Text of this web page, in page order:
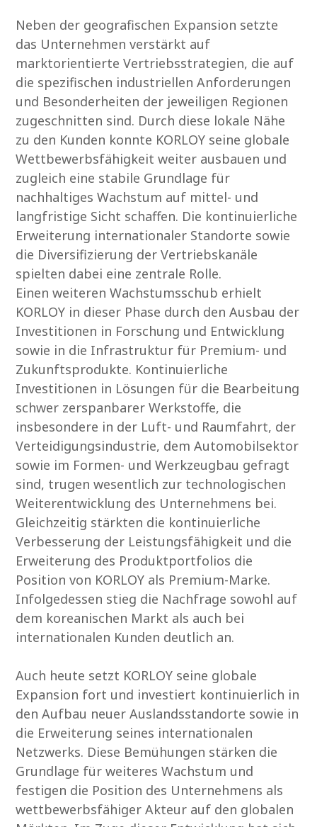
Neben der geografischen Expansion setzte
das Unternehmen verstärkt auf
marktorientierte Vertriebsstrategien, die auf
die spezifischen industriellen Anforderungen
und Besonderheiten der jeweiligen Regionen
zugeschnitten sind. Durch diese lokale Nähe
zu den Kunden konnte KORLOY seine globale
Wettbewerbsfähigkeit weiter ausbauen und
zugleich eine stabile Grundlage für
nachhaltiges Wachstum auf mittel- und
langfristige Sicht schaffen. Die kontinuierliche
Erweiterung internationaler Standorte sowie
die Diversifizierung der Vertriebskanäle
spielten dabei eine zentrale Rolle.
Einen weiteren Wachstumsschub erhielt
KORLOY in dieser Phase durch den Ausbau der
Investitionen in Forschung und Entwicklung
sowie in die Infrastruktur für Premium- und
Zukunftsprodukte. Kontinuierliche
Investitionen in Lösungen für die Bearbeitung
schwer zerspanbarer Werkstoffe, die
insbesondere in der Luft- und Raumfahrt, der
Verteidigungsindustrie, dem Automobilsektor
sowie im Formen- und Werkzeugbau gefragt
sind, trugen wesentlich zur technologischen
Weiterentwicklung des Unternehmens bei.
Gleichzeitig stärkten die kontinuierliche
Verbesserung der Leistungsfähigkeit und die
Erweiterung des Produktportfolios die
Position von KORLOY als Premium-Marke.
Infolgedessen stieg die Nachfrage sowohl auf
dem koreanischen Markt als auch bei
internationalen Kunden deutlich an.
Auch heute setzt KORLOY seine globale
Expansion fort und investiert kontinuierlich in
den Aufbau neuer Auslandsstandorte sowie in
die Erweiterung seines internationalen
Netzwerks. Diese Bemühungen stärken die
Grundlage für weiteres Wachstum und
festigen die Position des Unternehmens als
wettbewerbsfähiger Akteur auf den globalen